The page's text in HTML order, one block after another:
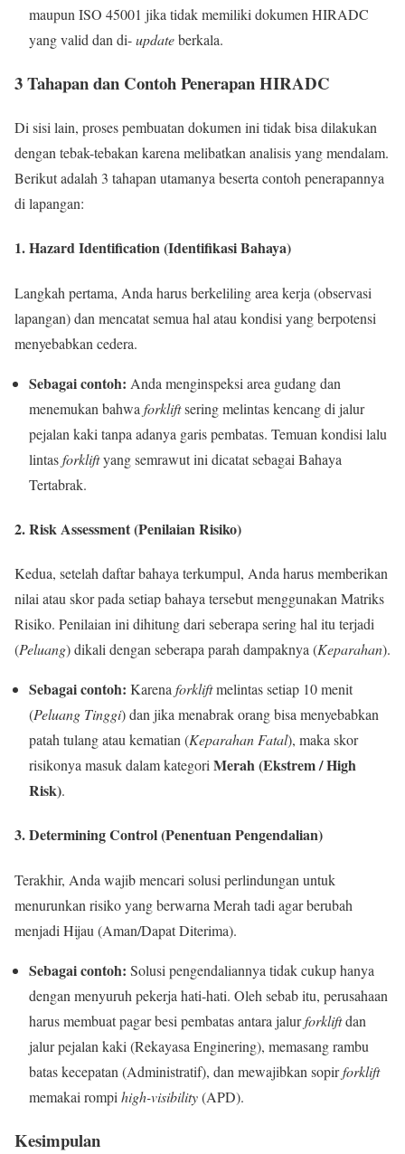
maupun ISO 45001 jika tidak memiliki dokumen HIRADC
yang valid dan di-updateberkala.
3 Tahapan dan Contoh Penerapan HIRADC
Di sisi lain, proses pembuatan dokumen ini tidak bisa dilakukan
dengan tebak-tebakan karena melibatkan analisis yang mendalam.
Berikut adalah 3 tahapan utamanya beserta contoh penerapannya
di lapangan:
1. Hazard Identification (Identifikasi Bahaya)
Langkah pertama, Anda harus berkeliling area kerja (observasi
lapangan) dan mencatat semua hal atau kondisi yang berpotensi
menyebabkan cedera.
Sebagai contoh: Anda menginspeksi area gudang dan
menemukan bahwa forkliftsering melintas kencang di jalur
pejalan kaki tanpa adanya garis pembatas. Temuan kondisi lalu
lintasforkliftyang semrawut ini dicatat sebagai Bahaya
Tertabrak.
2. Risk Assessment (Penilaian Risiko)
Kedua, setelah daftar bahaya terkumpul, Anda harus memberikan
nilai atau skor pada setiap bahaya tersebut menggunakan Matriks
Risiko. Penilaian ini dihitung dari seberapa sering hal itu terjadi
(Peluang) dikali dengan seberapa parah dampaknya (Keparahan).
Sebagai contoh: Karena forkliftmelintas setiap 10 menit
(Peluang Tinggi) dan jika menabrak orang bisa menyebabkan
patah tulang atau kematian (Keparahan Fatal), maka skor
risikonya masuk dalam kategori Merah (Ekstrem / High
Risk).
3. Determining Control (Penentuan Pengendalian)
Terakhir, Anda wajib mencari solusi perlindungan untuk
menurunkan risiko yang berwarna Merah tadi agar berubah
menjadi Hijau (Aman/Dapat Diterima).
Sebagai contoh: Solusi pengendaliannya tidak cukup hanya
dengan menyuruh pekerja hati-hati. Oleh sebab itu, perusahaan
harus membuat pagar besi pembatas antara jalurforkliftdan
jalur pejalan kaki (Rekayasa Enginering), memasang rambu
batas kecepatan (Administratif), dan mewajibkan sopirforklift
memakai rompi high-visibility(APD).
Kesimpulan